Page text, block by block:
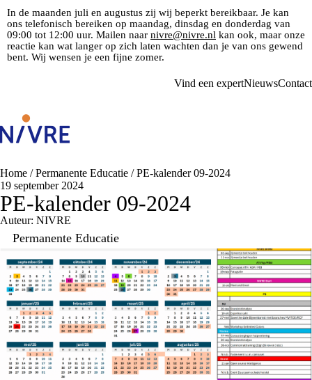
In de maanden juli en augustus zij wij beperkt bereikbaar. Je kan
ons telefonisch bereiken op maandag, dinsdag en donderdag van
09:00 tot 12:00 uur. Mailen naar nivre@nivre.nl kan ook, maar onze
reactie kan wat langer op zich laten wachten dan je van ons gewend
bent. Wij wensen je een fijne zomer.
Vind een expertNieuwsContact
Home /Permanente Educatie /PE-kalender 09-2024
19 september 2024
PE-kalender 09-2024
Auteur: NIVRE
Permanente Educatie